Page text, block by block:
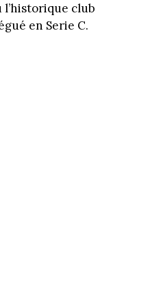
l’historique club
en Serie C.